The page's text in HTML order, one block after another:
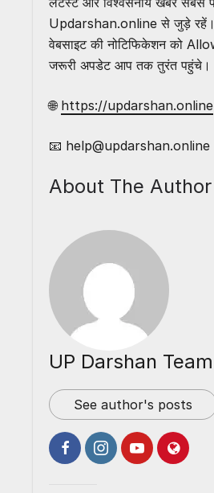
Updarshan.online से जुड़े रहें।
वेबसाइट की नोटिफिकेशन को
जरूरी अपडेट आप तक तुरंत पहुंचे।
🌐 https://updarshan.online
📧 help@updarshan.online
About The Author
UP Darshan Team
See author's posts